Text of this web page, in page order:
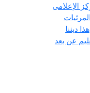
الإعلامى
المرئيات
هذا ديننا
عن بعد